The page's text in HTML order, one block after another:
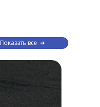
Показать все